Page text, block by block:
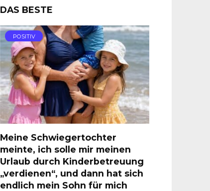
DAS BESTE
POSITIV
Meine Schwiegertochter
meinte, ich solle mir meinen
Urlaub durch Kinderbetreuung
„verdienen“, und dann hat sich
endlich mein Sohn für mich